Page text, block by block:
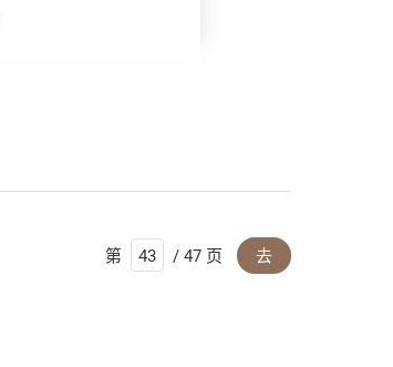
第 / 47 页 去